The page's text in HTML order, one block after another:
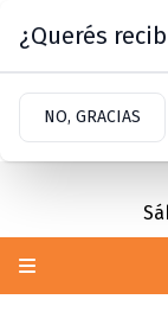
¿Querés
NO, GRACIAS